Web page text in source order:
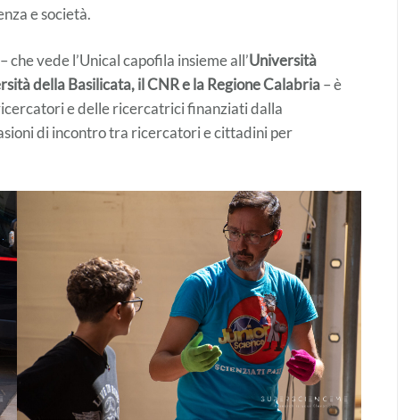
e società.
vede l’Unical capofila insieme all’Università
della Basilicata, il CNR e la Regione Calabria– è
e delle ricercatrici finanziati dalla
di incontro tra ricercatori e cittadini per